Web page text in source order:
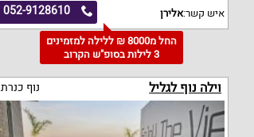
052-9128610 איש קשר:אלירן
החל מ8000 ₪ ללילה למזמינים
3 לילות בסופ"ש הקרוב
וילה נוף לגליל נוף כנרת